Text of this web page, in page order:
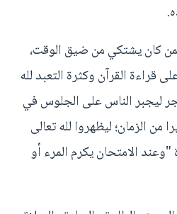
كان يشتكي من ضيق الوقت،
قراءة القرآن وكثرة التعبد لله
ليجبر الناس على الجلوس في
من الزمان؛ ليظهروا لله تعالى
"وعند الامتحان يكرم المرء أو